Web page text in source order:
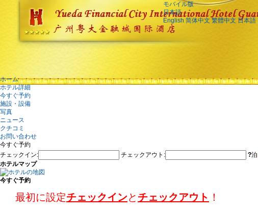
モバイル版
日本語
English 简体中文 繁體中文 日本語
ホーム
ホテル詳細
今すぐ予約
施設・設備
写真
ニュース
クチコミ
お問い合わせ
今すぐ予約
チェックイン:
チェックアウト: ?泊
ホテルマップ
今すぐ予約
最初に設定チェックインと チェックアウト ！